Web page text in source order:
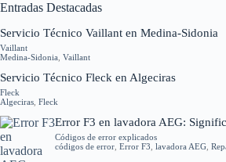
Entradas Destacadas
Servicio Técnico Vaillant en Medina-Sidonia
Vaillant
Medina-Sidonia Vaillant
Servicio Técnico Fleck en Algeciras
Fleck
Algeciras Fleck
Error F3 en lavadora AEG:
Códigos de error explicados
códigos de error Error F3 lavadora AEG